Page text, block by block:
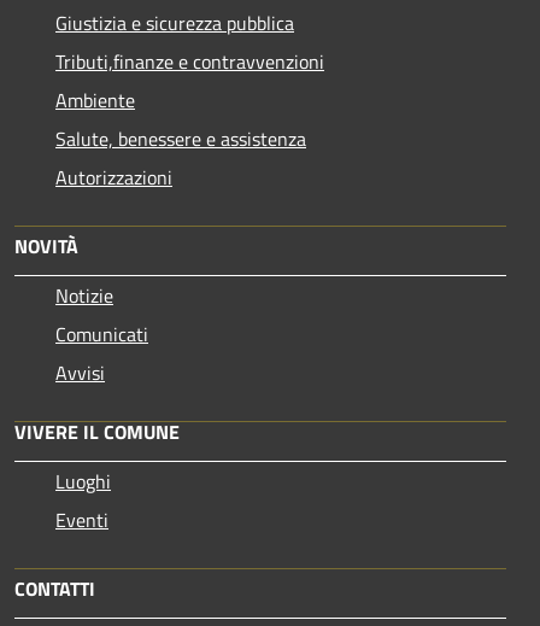
Giustizia e sicurezza pubblica
Tributi,finanze e contravvenzioni
Ambiente
Salute, benessere e assistenza
Autorizzazioni
NOVITÀ
Notizie
Comunicati
Avvisi
VIVERE IL COMUNE
Luoghi
Eventi
CONTATTI